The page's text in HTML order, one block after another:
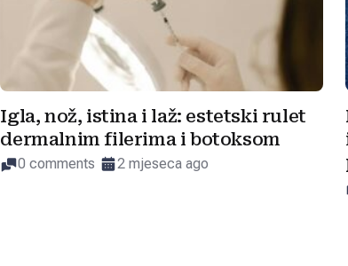
Igla, nož, istina i laž: estetski rulet
dermalnim filerima i botoksom
0 comments 2 mjeseca ago